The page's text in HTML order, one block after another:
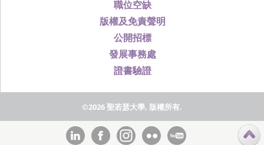
職位空缺
版權及免責聲明
公開招標
發展事務處
證書驗證
©2026 聖若瑟大學, 版權所有.